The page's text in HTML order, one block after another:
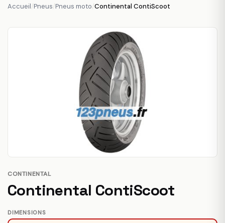
Accueil/Pneus/Pneus moto/Continental ContiScoot
CONTINENTAL
Continental ContiScoot
DIMENSIONS